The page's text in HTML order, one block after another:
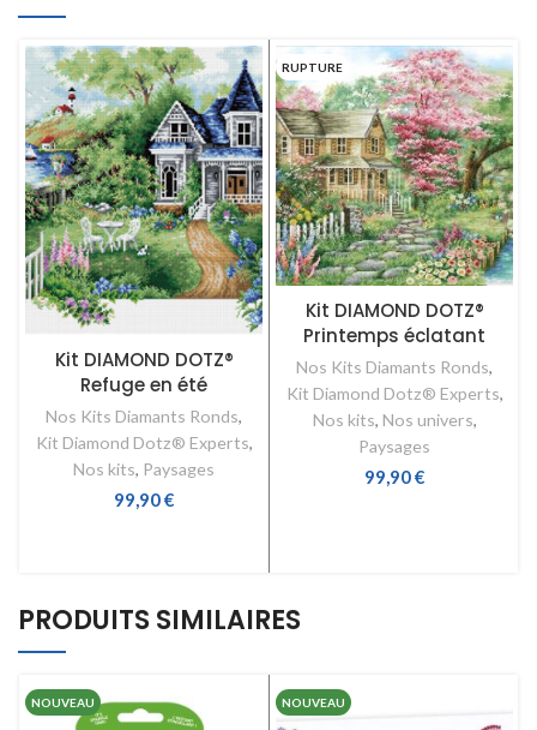
Kit DIAMOND DOTZ®
Refuge en été
Nos Kits Diamants Ronds,
Kit Diamond Dotz® Experts,
Nos kits, Paysages
99,90€
RUPTURE
Kit DIAMOND DOTZ®
Printemps éclatant
Nos Kits Diamants Ronds,
Kit Diamond Dotz® Experts,
Nos kits, Nos univers,
Paysages
99,90€
PRODUITS SIMILAIRES
NOUVEAU NOUVEAU